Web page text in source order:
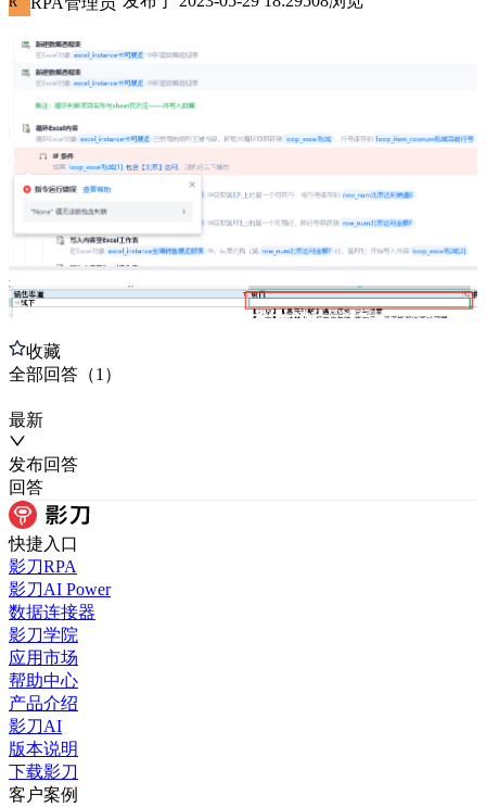
收藏
全部回答 （1 ）
最新
发布回答
回答
快捷入口
影刀RPA
影刀AI Power
数据连接器
影刀学院
应用市场
帮助中心
产品介绍
影刀AI
版本说明
下载影刀
客户案例